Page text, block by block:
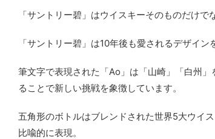
「サントリー碧」はウイスキーそのものだけ
「サントリー碧」は10年後も愛されるデザイ
筆文字で表現された「Ao」は「山崎」「白州
ることで新しい挑戦を象徴しています。
五角形のボトルはブレンドされた世界5大ウイ
比喩的に表現。